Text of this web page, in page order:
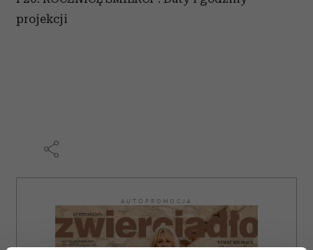
projekcji
AUTOPROMOCJA